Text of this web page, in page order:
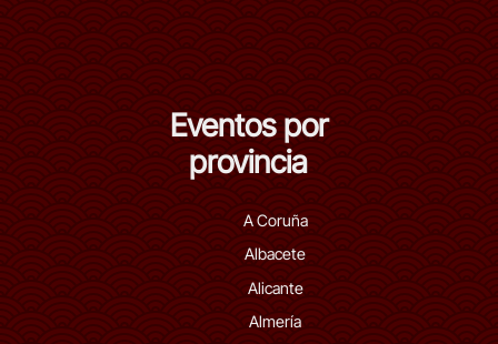
Eventos por
provincia
A Coruña
Albacete
Alicante
Almería